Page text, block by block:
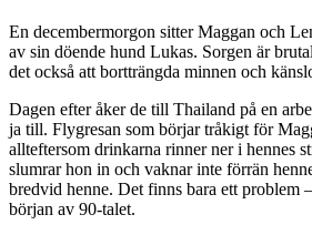
En decembermorgon sitter Maggan och
av sin döende hund Lukas. Sorgen är
det också att bortträngda minnen och
Dagen efter åker de till Thailand på en
ja till. Flygresan som börjar tråkigt för
allteftersom drinkarna rinner ner i hennes
slumrar hon in och vaknar inte förrän
bredvid henne. Det finns bara ett problem
början av 90-talet.